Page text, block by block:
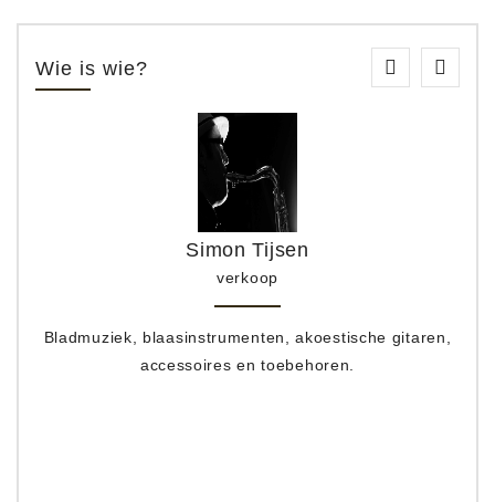
Wie is wie?
Simon Tijsen
verkoop
Bladmuziek, blaasinstrumenten, akoestische gitaren,
accessoires en toebehoren.